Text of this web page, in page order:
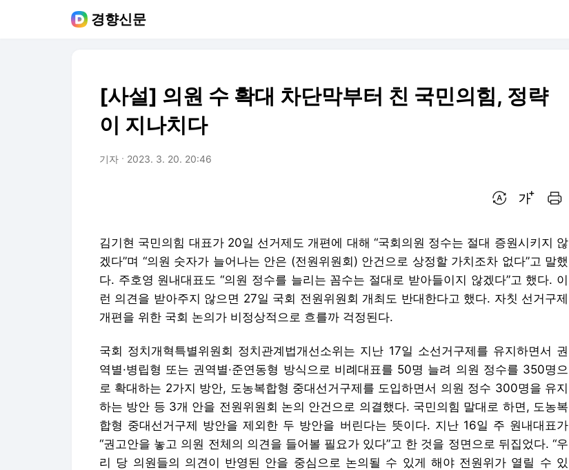
경향신문
[사설] 의원 수 확대 차단막부터 친 국민의힘, 정략
이 지나치다
기자 2023. 3. 20. 20:46
김기현 국민의힘 대표가 20일 선거제도 개편에 대해 “국회의원 정수는 절대 증원시키지 않
겠다”며 “의원 숫자가 늘어나는 안은 (전원위원회) 안건으로 상정할 가치조차 없다”고 말했
다. 주호영 원내대표도 “의원 정수를 늘리는 꼼수는 절대로 받아들이지 않겠다”고 했다. 이
런 의견을 받아주지 않으면 27일 국회 전원위원회 개최도 반대한다고 했다. 자칫 선거구제
개편을 위한 국회 논의가 비정상적으로 흐를까 걱정된다.
국회 정치개혁특별위원회 정치관계법개선소위는 지난 17일 소선거구제를 유지하면서 권
역별·병립형 또는 권역별·준연동형 방식으로 비례대표를 50명 늘려 의원 정수를 350명으
로 확대하는 2가지 방안, 도농복합형 중대선거구제를 도입하면서 의원 정수 300명을 유지
하는 방안 등 3개 안을 전원위원회 논의 안건으로 의결했다. 국민의힘 말대로 하면, 도농복
합형 중대선거구제 방안을 제외한 두 방안을 버린다는 뜻이다. 지난 16일 주 원내대표가
“권고안을 놓고 의원 전체의 의견을 들어볼 필요가 있다”고 한 것을 정면으로 뒤집었다. “우
리 당 의원들의 의견이 반영된 안을 중심으로 논의될 수 있게 해야 전원위가 열릴 수 있